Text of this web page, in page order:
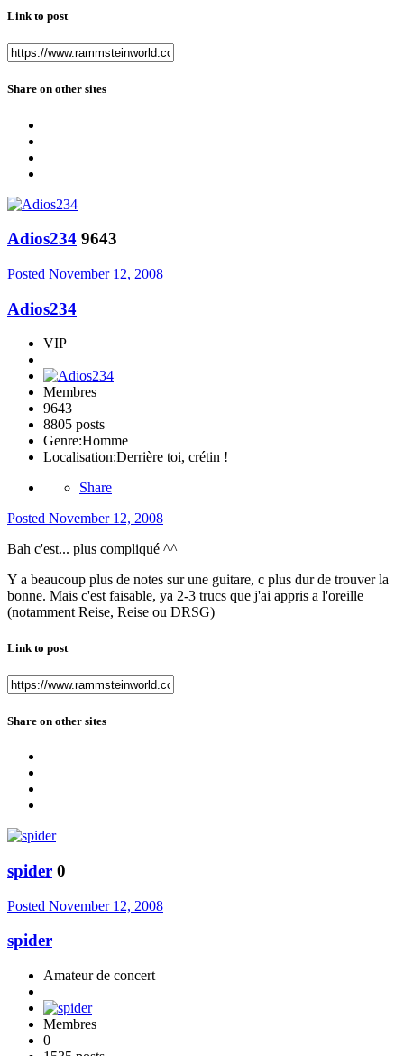
Link to post
Share on other sites
Adios234 9643
Posted November 12, 2008
Adios234
VIP
Membres
9643
8805 posts
Genre:Homme
Localisation:Derrière toi, crétin !
Share
Posted November 12, 2008
Bah c'est... plus compliqué ^^
Y a beaucoup plus de notes sur une guitare, c plus dur de trouver la
bonne. Mais c'est faisable, ya 2-3 trucs que j'ai appris a l'oreille
(notamment Reise, Reise ou DRSG)
Link to post
Share on other sites
spider 0
Posted November 12, 2008
spider
Amateur de concert
Membres
0